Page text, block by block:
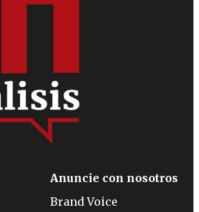
Anuncie con nosotros
Brand Voice